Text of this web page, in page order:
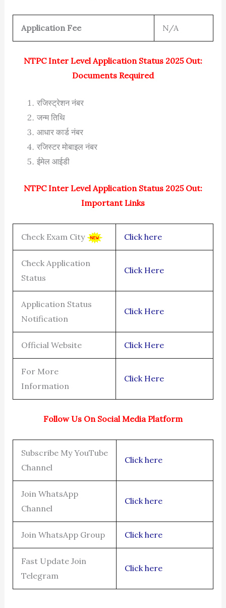
Application Fee N/A
NTPC Inter Level Application Status 2025 Out:
Documents Required
रजिस्ट्रेशन नंबर
जन्म तिथि
आधार कार्ड नंबर
रजिस्टर मोबाइल नंबर
ईमेल आईडी
NTPC Inter Level Application Status 2025 Out:
Important Links
Check Exam City Click here
Check Application
Status
Click Here
Application Status
Notification
Click Here
Official Website Click Here
For More
Information
Click Here
Follow Us On Social Media Platform
Subscribe My YouTube
Channel
Click here
Join WhatsApp
Channel
Click here
Join WhatsApp Group Click here
Fast Update Join
Telegram
Click here